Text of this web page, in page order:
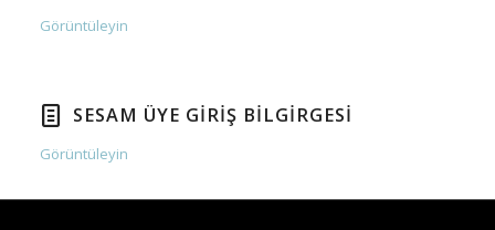
Görüntüleyin
SESAM ÜYE GİRİŞ BİLGİRGESİ
Görüntüleyin